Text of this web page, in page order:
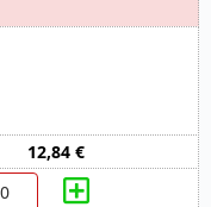
12,84 €